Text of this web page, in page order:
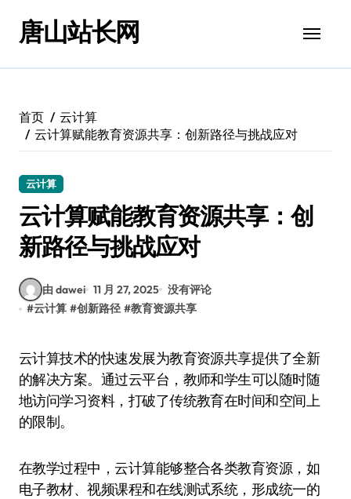
唐山站长网
首页
云计算
云计算赋能教育资源共享：创新路径与挑战应对
云计算
云计算赋能教育资源共享：创
新路径与挑战应对
由 dawei 11 月 27, 2025 没有评论
#云计算 #创新路径 #教育资源共享
云计算技术的快速发展为教育资源共享提供了全新
的解决方案。通过云平台，教师和学生可以随时随
地访问学习资料，打破了传统教育在时间和空间上
的限制。
在教学过程中，云计算能够整合各类教育资源，如
电子教材、视频课程和在线测试系统，形成统一的